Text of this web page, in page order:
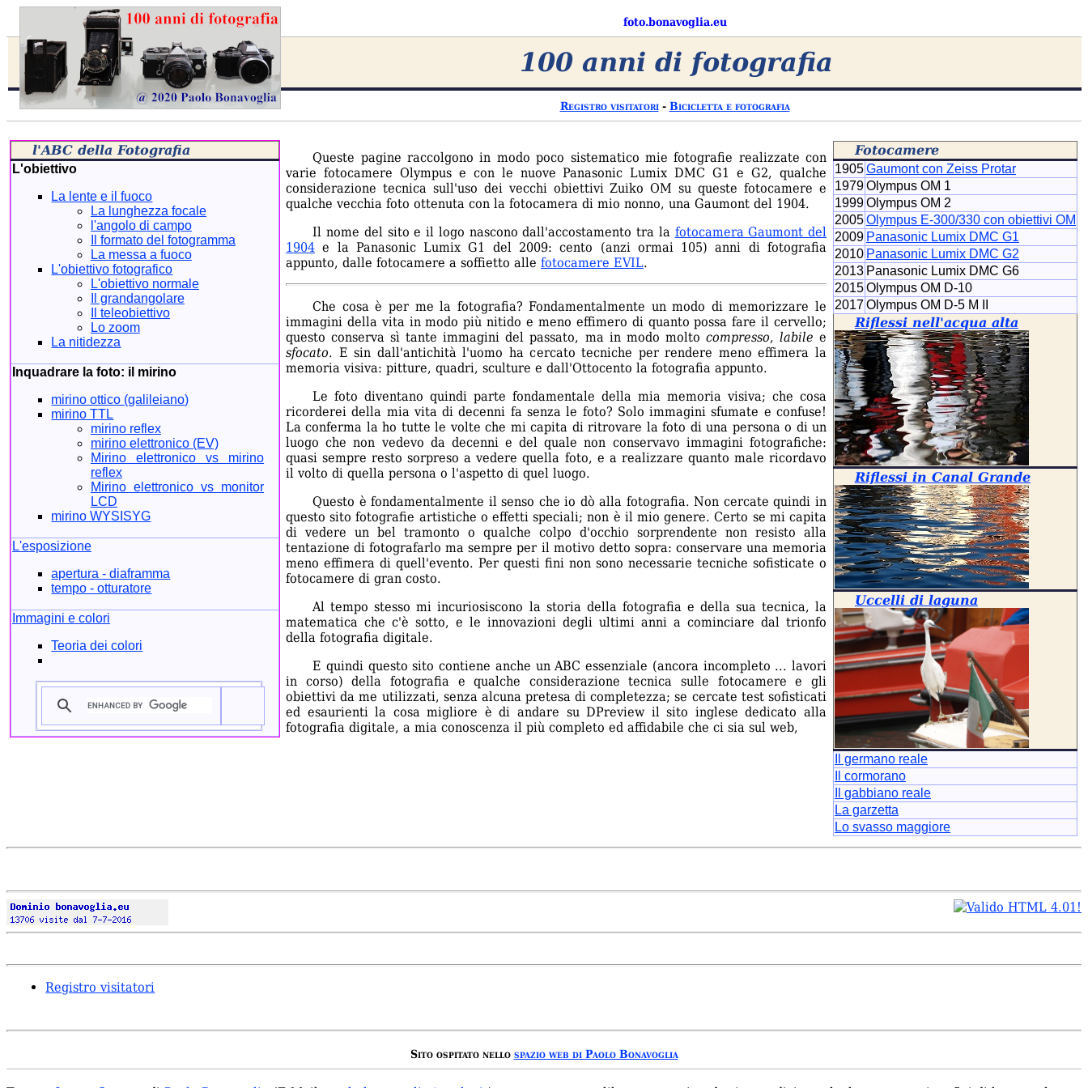
foto.bonavoglia.eu
100 anni di fotografia
Registro visitatori- Bicicletta e fotografia
l'ABC della Fotografia
L'obiettivo
La lente e il fuoco
La lunghezza focale
l'angolo di campo
Il formato del fotogramma
La messa a fuoco
L'obiettivo fotografico
L'obiettivo normale
Il grandangolare
Il teleobiettivo
Lo zoom
La nitidezza
Inquadrare la foto: il mirino
mirino ottico (galileiano)
mirino TTL
mirino reflex
mirino elettronico (EV)
Mirino elettronico vs mirino
reflex
Mirino elettronico vs monitor
LCD
mirino WYSISYG
L'esposizione
apertura - diaframma
tempo - otturatore
Immagini e colori
Teoria dei colori
Fotocamere
1905Gaumont con Zeiss Protar
1979Olympus OM 1
1999Olympus OM 2
2005Olympus E-300/330 con obiettivi OM
2009 Panasonic Lumix DMC G1
2010 Panasonic Lumix DMC G2
2013 Panasonic Lumix DMC G6
2015Olympus OM D-10
2017Olympus OM D-5 M II
Riflessi nell'acqua alta
Riflessi in Canal Grande
Uccelli di laguna
Il germano reale
Il cormorano
Il gabbiano reale
La garzetta
Lo svasso maggiore
Queste pagine raccolgono in modo poco sistematico mie fotografie realizzate con
varie fotocamere Olympus e con le nuove Panasonic Lumix DMC G1 e G2, qualche
considerazione tecnica sull'uso dei vecchi obiettivi Zuiko OM su queste fotocamere e
qualche vecchia foto ottenuta con la fotocamera di mio nonno, una Gaumont del 1904.
Il nome del sito e il logo nascono dall'accostamento tra la fotocamera Gaumont del
1904 e la Panasonic Lumix G1 del 2009: cento (anzi ormai 105) anni di fotografia
appunto, dalle fotocamere a soffietto alle fotocamere EVIL.
Che cosa è per me la fotografia? Fondamentalmente un modo di memorizzare le
immagini della vita in modo più nitido e meno effimero di quanto possa fare il cervello;
questo conserva sì tante immagini del passato, ma in modo molto compresso, labile e
sfocato. E sin dall'antichità l'uomo ha cercato tecniche per rendere meno effimera la
memoria visiva: pitture, quadri, sculture e dall'Ottocento la fotografia appunto.
Le foto diventano quindi parte fondamentale della mia memoria visiva; che cosa
ricorderei della mia vita di decenni fa senza le foto? Solo immagini sfumate e confuse!
La conferma la ho tutte le volte che mi capita di ritrovare la foto di una persona o di un
luogo che non vedevo da decenni e del quale non conservavo immagini fotografiche:
quasi sempre resto sorpreso a vedere quella foto, e a realizzare quanto male ricordavo
il volto di quella persona o l'aspetto di quel luogo.
Questo è fondamentalmente il senso che io dò alla fotografia. Non cercate quindi in
questo sito fotografie artistiche o effetti speciali; non è il mio genere. Certo se mi capita
di vedere un bel tramonto o qualche colpo d'occhio sorprendente non resisto alla
tentazione di fotografarlo ma sempre per il motivo detto sopra: conservare una memoria
meno effimera di quell'evento. Per questi fini non sono necessarie tecniche sofisticate o
fotocamere di gran costo.
Al tempo stesso mi incuriosiscono la storia della fotografia e della sua tecnica, la
matematica che c'è sotto, e le innovazioni degli ultimi anni a cominciare dal trionfo
della fotografia digitale.
E quindi questo sito contiene anche un ABC essenziale (ancora incompleto ... lavori
in corso) della fotografia e qualche considerazione tecnica sulle fotocamere e gli
obiettivi da me utilizzati, senza alcuna pretesa di completezza; se cercate test sofisticati
ed esaurienti la cosa migliore è di andare su DPreview il sito inglese dedicato alla
fotografia digitale, a mia conoscenza il più completo ed affidabile che ci sia sul web,
Registro visitatori
Sito ospitato nello spazio web di Paolo Bonavoglia